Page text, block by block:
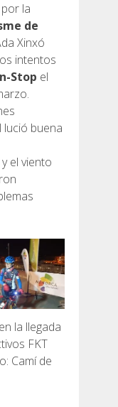
la
de
Xinxó
intentos
Stop el
lució buena
el viento
la llegada
FKT
Camí de